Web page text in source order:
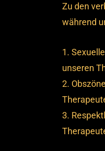
Zu den
während
1.
unseren
2.
3.